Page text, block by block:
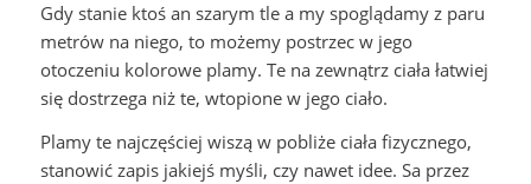
Gdy stanie ktoś an szarym tle a my spoglądamy z paru
metrów na niego, to możemy postrzec w jego
otoczeniu kolorowe plamy. Te na zewnątrz ciała łatwiej
się dostrzega niż te, wtopione w jego ciało.
Plamy te najczęściej wiszą w pobliże ciała fizycznego,
stanowić zapis jakiejś myśli, czy nawet idee. Sa przez